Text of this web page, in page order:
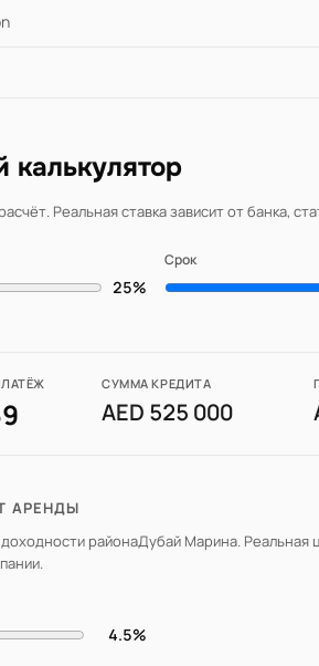
калькулятор
Реальная ставка зависит от банка,
25%
Срок
СУММА КРЕДИТА
AED 525 000
АРЕНДЫ
районаДубай Марина. Реальная
4.5%